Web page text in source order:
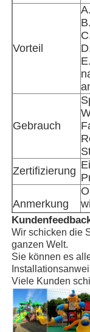
Bitte um ein
Park-
Spielplatz im
Kinder gleiten
Kleines
Kinder
Vorteil
Gebrauch
Zertifizierung
Anmerkung
Art der
Gesellschaft
Einrichtung
Wir schicken die
ganzen Welt.
Sie können es
Viele Kunden